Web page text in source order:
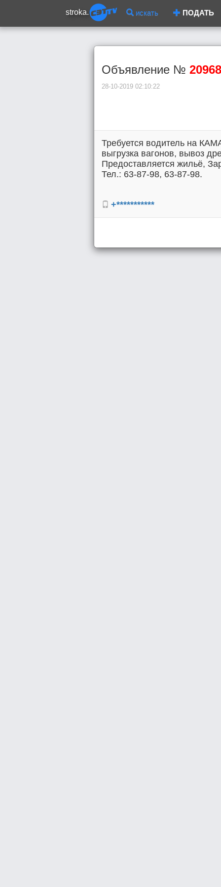
stroka. искать ПОДАТЬ
Объявление № 20968
28-10-2019 02:10:22
Требуется водитель на
выгрузка вагонов, вывоз
Предоставляется жильё,
Тел.: 63-87-98, 63-87-98.
+***********